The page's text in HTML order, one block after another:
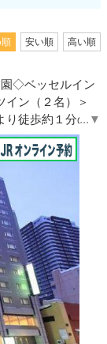
順 安い順 高い順
園◇ベッセルイン
ン（２名）＞
り徒歩約１分の駅